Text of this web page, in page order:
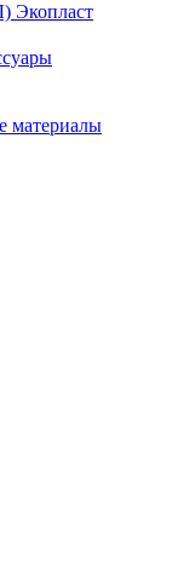
Экопласт
материалы